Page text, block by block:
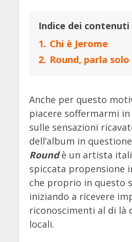
Indice dei contenuti
1. Chi è Jerome
2. Round, parla
Anche per questo
piacere soffermarmi in
sulle sensazioni
dell’album in
Roundè un artista
spiccata propensione
che proprio in questo
iniziando a ricevere
riconoscimenti al di là
locali.